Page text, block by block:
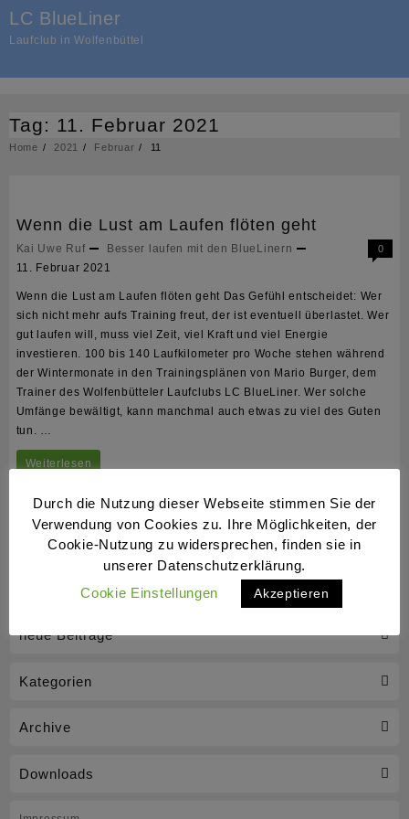
content
LC BlueLiner
Laufclub in Wolfenbüttel
neue Beiträge
Kategorien
Archive
Downloads
Tag: 11. Februar 2021
Home 2021 Februar 11
Wenn die Lust am Laufen flöten geht
Kai Uwe Ruf
Besser laufen mit den BlueLinern
11. Februar 2021
0
Wenn die Lust am Laufen flöten geht Das Gefühl entscheidet: Wer
sich nicht mehr aufs Training freut, der ist eventuell überlastet. Wer
gut laufen will, muss viel Zeit, viel Kraft und viel Energie
investieren. 100 bis 140 Laufkilometer pro Woche stehen während
der Wintermonate in den Trainingsplänen von Mario Burger, dem
Trainer des Wolfenbütteler Laufclubs LC BlueLiner. Wer solche
Umfänge bewältigt, kann manchmal auch etwas zu viel des Guten
tun. …
Wenn
Lust
Weiterlesen
Besser laufen mit den BlueLinern 3
Kai Uwe Ruf Presse 11. Februar 2021
Wolfenbütteler Zeitung, 11. 2. 2021
Durch die Nutzung dieser Webseite stimmen Sie der
Verwendung von Cookies zu. Ihre Möglichkeiten, der
Cookie-Nutzung zu widersprechen, finden sie in
unserer Datenschutzerklärung.
Cookie Einstellungen
Akzeptieren